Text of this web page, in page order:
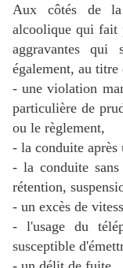
Aux côtés de
alcoolique qui fait
aggravantes qui
également, au titre
- une violation
particulière de
ou le règlement,
- la conduite après
- la conduite
rétention,
- un excès de
- l'usage du
susceptible